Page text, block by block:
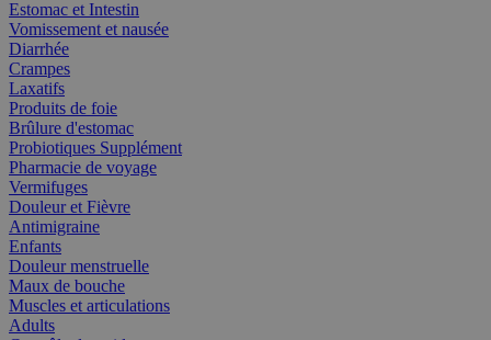
Estomac et Intestin
Vomissement et nausée
Diarrhée
Crampes
Laxatifs
Produits de foie
Brûlure d'estomac
Probiotiques Supplément
Pharmacie de voyage
Vermifuges
Douleur et Fièvre
Antimigraine
Enfants
Douleur menstruelle
Maux de bouche
Muscles et articulations
Adults